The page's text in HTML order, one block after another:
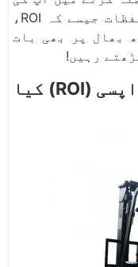
مدد کرنے کے لیے، ہم دیگر تحفظات جیسے کہ ROI،
بھال پر بھی بات
رہیں!
آپ کی سرمایہ کاری پر واپسی (ROI) کیا